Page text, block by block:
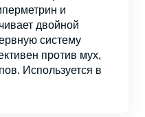
и
двойной
систему
против мух,
Используется в